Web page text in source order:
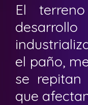
El
el paño,
se repitan
que